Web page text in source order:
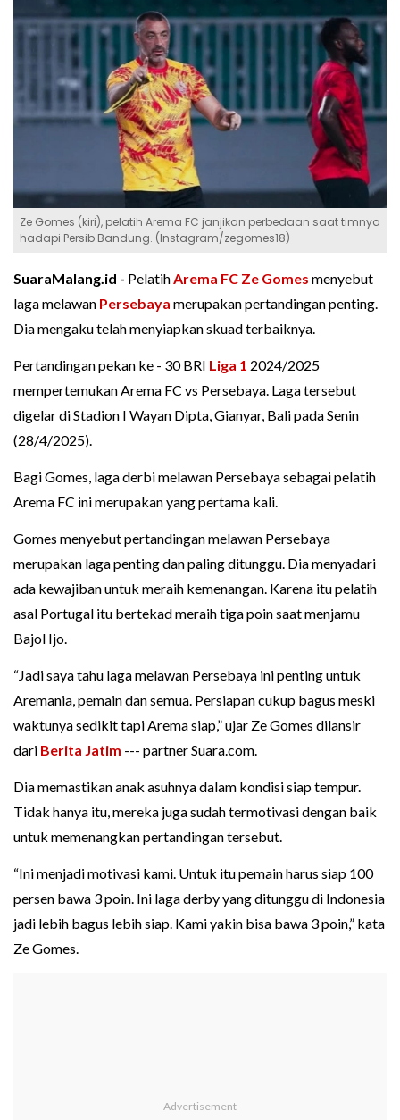
Ze Gomes (kiri), pelatih Arema FC janjikan perbedaan saat timnya
hadapi Persib Bandung. (Instagram/zegomes18)
SuaraMalang.id - PelatihArema FC Ze Gomes menyebut
laga melawan Persebaya merupakan pertandingan penting.
Dia mengaku telah menyiapkan skuad terbaiknya.
Pertandingan pekan ke - 30 BRI Liga 1 2024/2025
mempertemukan Arema FC vs Persebaya. Laga tersebut
digelar di Stadion I Wayan Dipta, Gianyar, Bali pada Senin
(28/4/2025).
Bagi Gomes, laga derbi melawan Persebaya sebagai pelatih
Arema FC ini merupakan yang pertama kali.
Gomes menyebut pertandingan melawan Persebaya
merupakan laga penting dan paling ditunggu. Dia menyadari
ada kewajiban untuk meraih kemenangan. Karena itu pelatih
asal Portugal itu bertekad meraih tiga poin saat menjamu
Bajol Ijo.
“Jadi saya tahu laga melawan Persebaya ini penting untuk
Aremania, pemain dan semua. Persiapan cukup bagus meski
waktunya sedikit tapi Arema siap,” ujar Ze Gomes dilansir
dari Berita Jatim --- partner Suara.com.
Dia memastikan anak asuhnya dalam kondisi siap tempur.
Tidak hanya itu, mereka juga sudah termotivasi dengan baik
untuk memenangkan pertandingan tersebut.
“Ini menjadi motivasi kami. Untuk itu pemain harus siap 100
persen bawa 3 poin. Ini laga derby yang ditunggu di Indonesia
jadi lebih bagus lebih siap. Kami yakin bisa bawa 3 poin,” kata
Ze Gomes.